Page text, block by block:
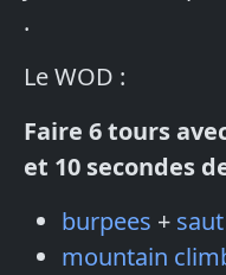
.
Le WOD :
Faire 6 tours
et 10 secondes
burpees +
mountain